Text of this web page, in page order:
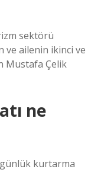
sektörü
ve ailenin ikinci ve
Mustafa Çelik
ne
günlük kurtarma